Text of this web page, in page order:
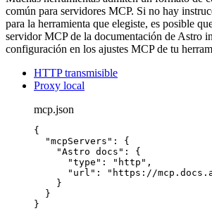
común para servidores MCP. Si no hay
para la herramienta que elegiste, es posible
servidor MCP de la documentación de Astro
configuración en los ajustes MCP de tu
HTTP transmisible
Proxy local
mcp.json
{
"mcpServers" : {
"Astro docs" : {
"type" : " http " ,
"url" : " https://
}
}
}